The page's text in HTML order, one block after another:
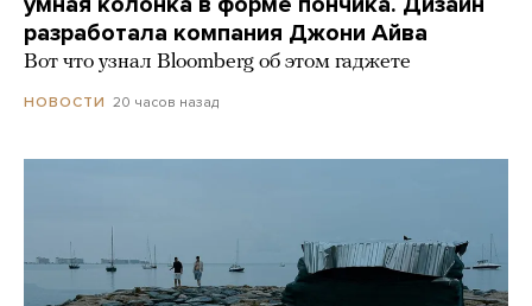
разработала компания Джони Айва
Вот что узнал Bloomberg об этом гаджете
НОВОСТИ 20 часов назад